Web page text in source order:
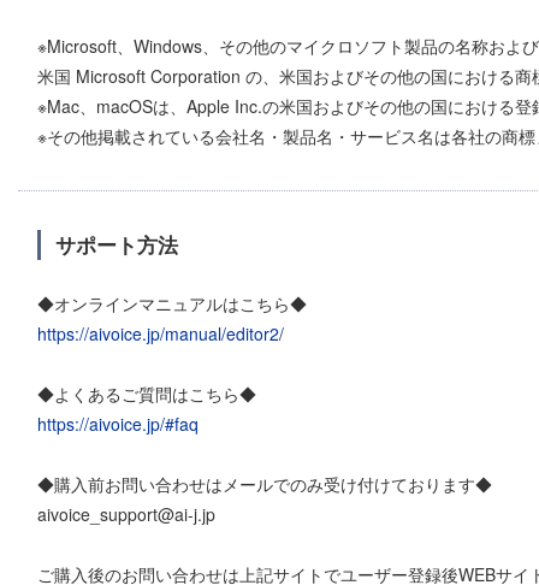
※Microsoft、Windows、その他のマイクロソフト製品の名称およ
米国 Microsoft Corporation の、米国およびその他の国における商
※Mac、macOSは、Apple Inc.の米国およびその他の国における登
※その他掲載されている会社名・製品名・サービス名は各社の商
サポート方法
◆オンラインマニュアルはこちら◆
https://aivoice.jp/manual/editor2/
◆よくあるご質問はこちら◆
https://aivoice.jp/#faq
◆購入前お問い合わせはメールでのみ受け付けております◆
aivoice_support@ai-j.jp
ご購入後のお問い合わせは上記サイトでユーザー登録後WEBサ